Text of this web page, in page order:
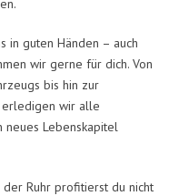
in guten Händen – auch
wir gerne für dich. Von
bis hin zur
erledigen wir alle
neues Lebenskapitel
der Ruhr profitierst du nicht